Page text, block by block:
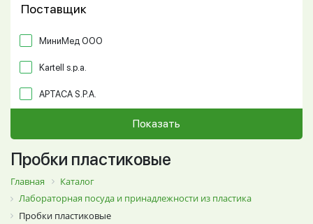
Поставщик
МиниМед ООО
Kartell s.p.a.
APTACA S.P.A.
Показать
Пробки пластиковые
Главная
Каталог
Лабораторная посуда и принадлежности из пластика
Пробки пластиковые